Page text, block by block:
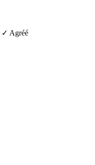
✓ Agréé